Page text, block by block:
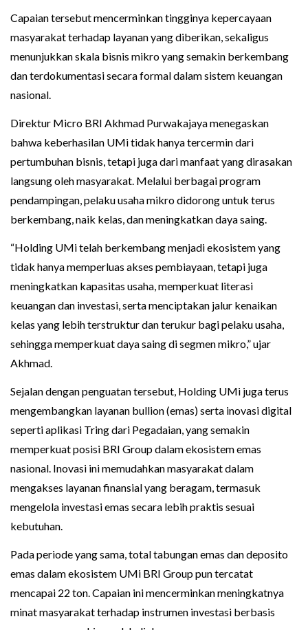
Capaian tersebut mencerminkan tingginya kepercayaan
masyarakat terhadap layanan yang diberikan, sekaligus
menunjukkan skala bisnis mikro yang semakin berkembang
dan terdokumentasi secara formal dalam sistem keuangan
nasional.
Direktur Micro BRI Akhmad Purwakajaya menegaskan
bahwa keberhasilan UMi tidak hanya tercermin dari
pertumbuhan bisnis, tetapi juga dari manfaat yang dirasakan
langsung oleh masyarakat. Melalui berbagai program
pendampingan, pelaku usaha mikro didorong untuk terus
berkembang, naik kelas, dan meningkatkan daya saing.
“Holding UMi telah berkembang menjadi ekosistem yang
tidak hanya memperluas akses pembiayaan, tetapi juga
meningkatkan kapasitas usaha, memperkuat literasi
keuangan dan investasi, serta menciptakan jalur kenaikan
kelas yang lebih terstruktur dan terukur bagi pelaku usaha,
sehingga memperkuat daya saing di segmen mikro,” ujar
Akhmad.
Sejalan dengan penguatan tersebut, Holding UMi juga terus
mengembangkan layanan bullion (emas) serta inovasi digital
seperti aplikasi Tring dari Pegadaian, yang semakin
memperkuat posisi BRI Group dalam ekosistem emas
nasional. Inovasi ini memudahkan masyarakat dalam
mengakses layanan finansial yang beragam, termasuk
mengelola investasi emas secara lebih praktis sesuai
kebutuhan.
Pada periode yang sama, total tabungan emas dan deposito
emas dalam ekosistem UMi BRI Group pun tercatat
mencapai 22 ton. Capaian ini mencerminkan meningkatnya
minat masyarakat terhadap instrumen investasi berbasis